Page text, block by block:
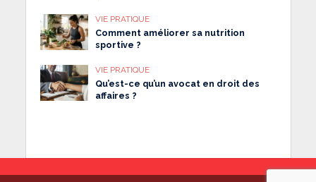
VIE PRATIQUE
Comment améliorer sa nutrition
sportive ?
VIE PRATIQUE
Qu’est-ce qu’un avocat en droit des
affaires ?